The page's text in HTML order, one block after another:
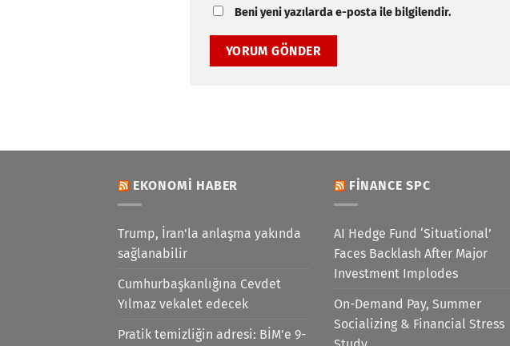
Beni yeni yazılarda e-posta ile bilgilendir.
EKONOMI HABER
Trump, İran'la anlaşma yakında
sağlanabilir
Cumhurbaşkanlığına Cevdet
Yılmaz vekalet edecek
Pratik temizliğin adresi: BİM’e 9-
FINANCE SPC
AI Hedge Fund ‘Situational’
Faces Backlash After Major
Investment Implodes
On-Demand Pay, Summer
Socializing & Financial Stress